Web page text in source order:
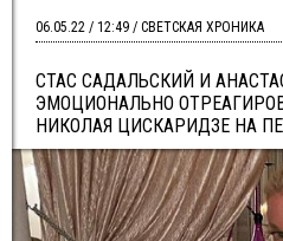
СТАС САДАЛЬСКИЙ И
ЭМОЦИОНАЛЬНО
НИКОЛАЯ ЦИСКАРИДЗЕ НА
06.05.22 / 12:49 / СВЕТСКАЯ ХРОНИКА